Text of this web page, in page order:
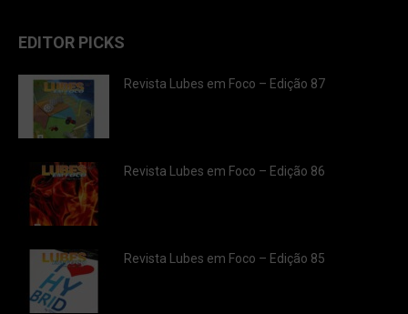
EDITOR PICKS
Revista Lubes em Foco – Edição 87
Revista Lubes em Foco – Edição 86
Revista Lubes em Foco – Edição 85